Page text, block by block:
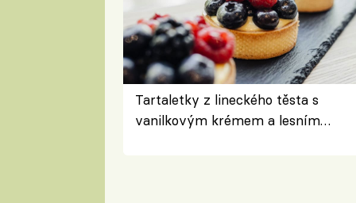
Tartaletky z lineckého těsta s
vanilkovým krémem a lesním